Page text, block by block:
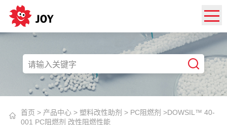
首页 > 产品中心 >塑料改性助剂 > PC阻燃剂 >​DOWSIL™ 40-
001 PC阻燃剂 改性阻燃性能